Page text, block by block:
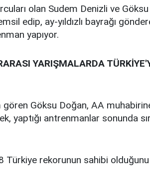
olan Sudem Denizli ve
edip, ay-yıldızlı bayrağı
yapıyor.
YARIŞMALARDA
gören Göksu Doğan, AA
yaptığı antrenmanlar sonunda
Türkiye rekorunun sahibi